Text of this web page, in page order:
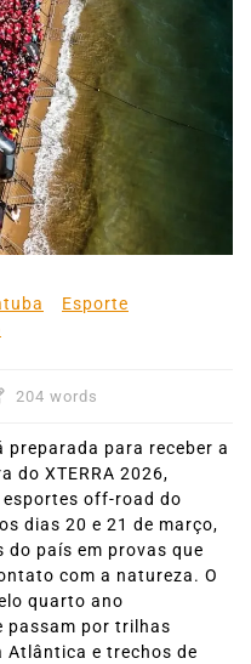
Esporte
204 words
para receber a
do XTERRA 2026,
off-road do
dias 20 e 21 de março,
país em provas que
com a natureza. O
quarto ano
passam por trilhas
Atlântica e trechos de